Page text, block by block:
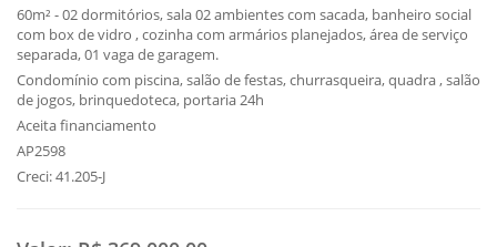
60m² - 02 dormitórios, sala 02 ambientes com sacada, banheiro social
com box de vidro , cozinha com armários planejados, área de serviço
separada, 01 vaga de garagem.
Condomínio com piscina, salão de festas, churrasqueira, quadra , salão
de jogos, brinquedoteca, portaria 24h
Aceita financiamento
AP2598
Creci: 41.205-J